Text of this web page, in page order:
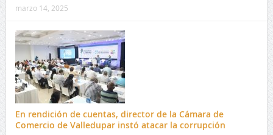
marzo 14, 2025
En rendición de cuentas, director de la Cámara de
Comercio de Valledupar instó atacar la corrupción